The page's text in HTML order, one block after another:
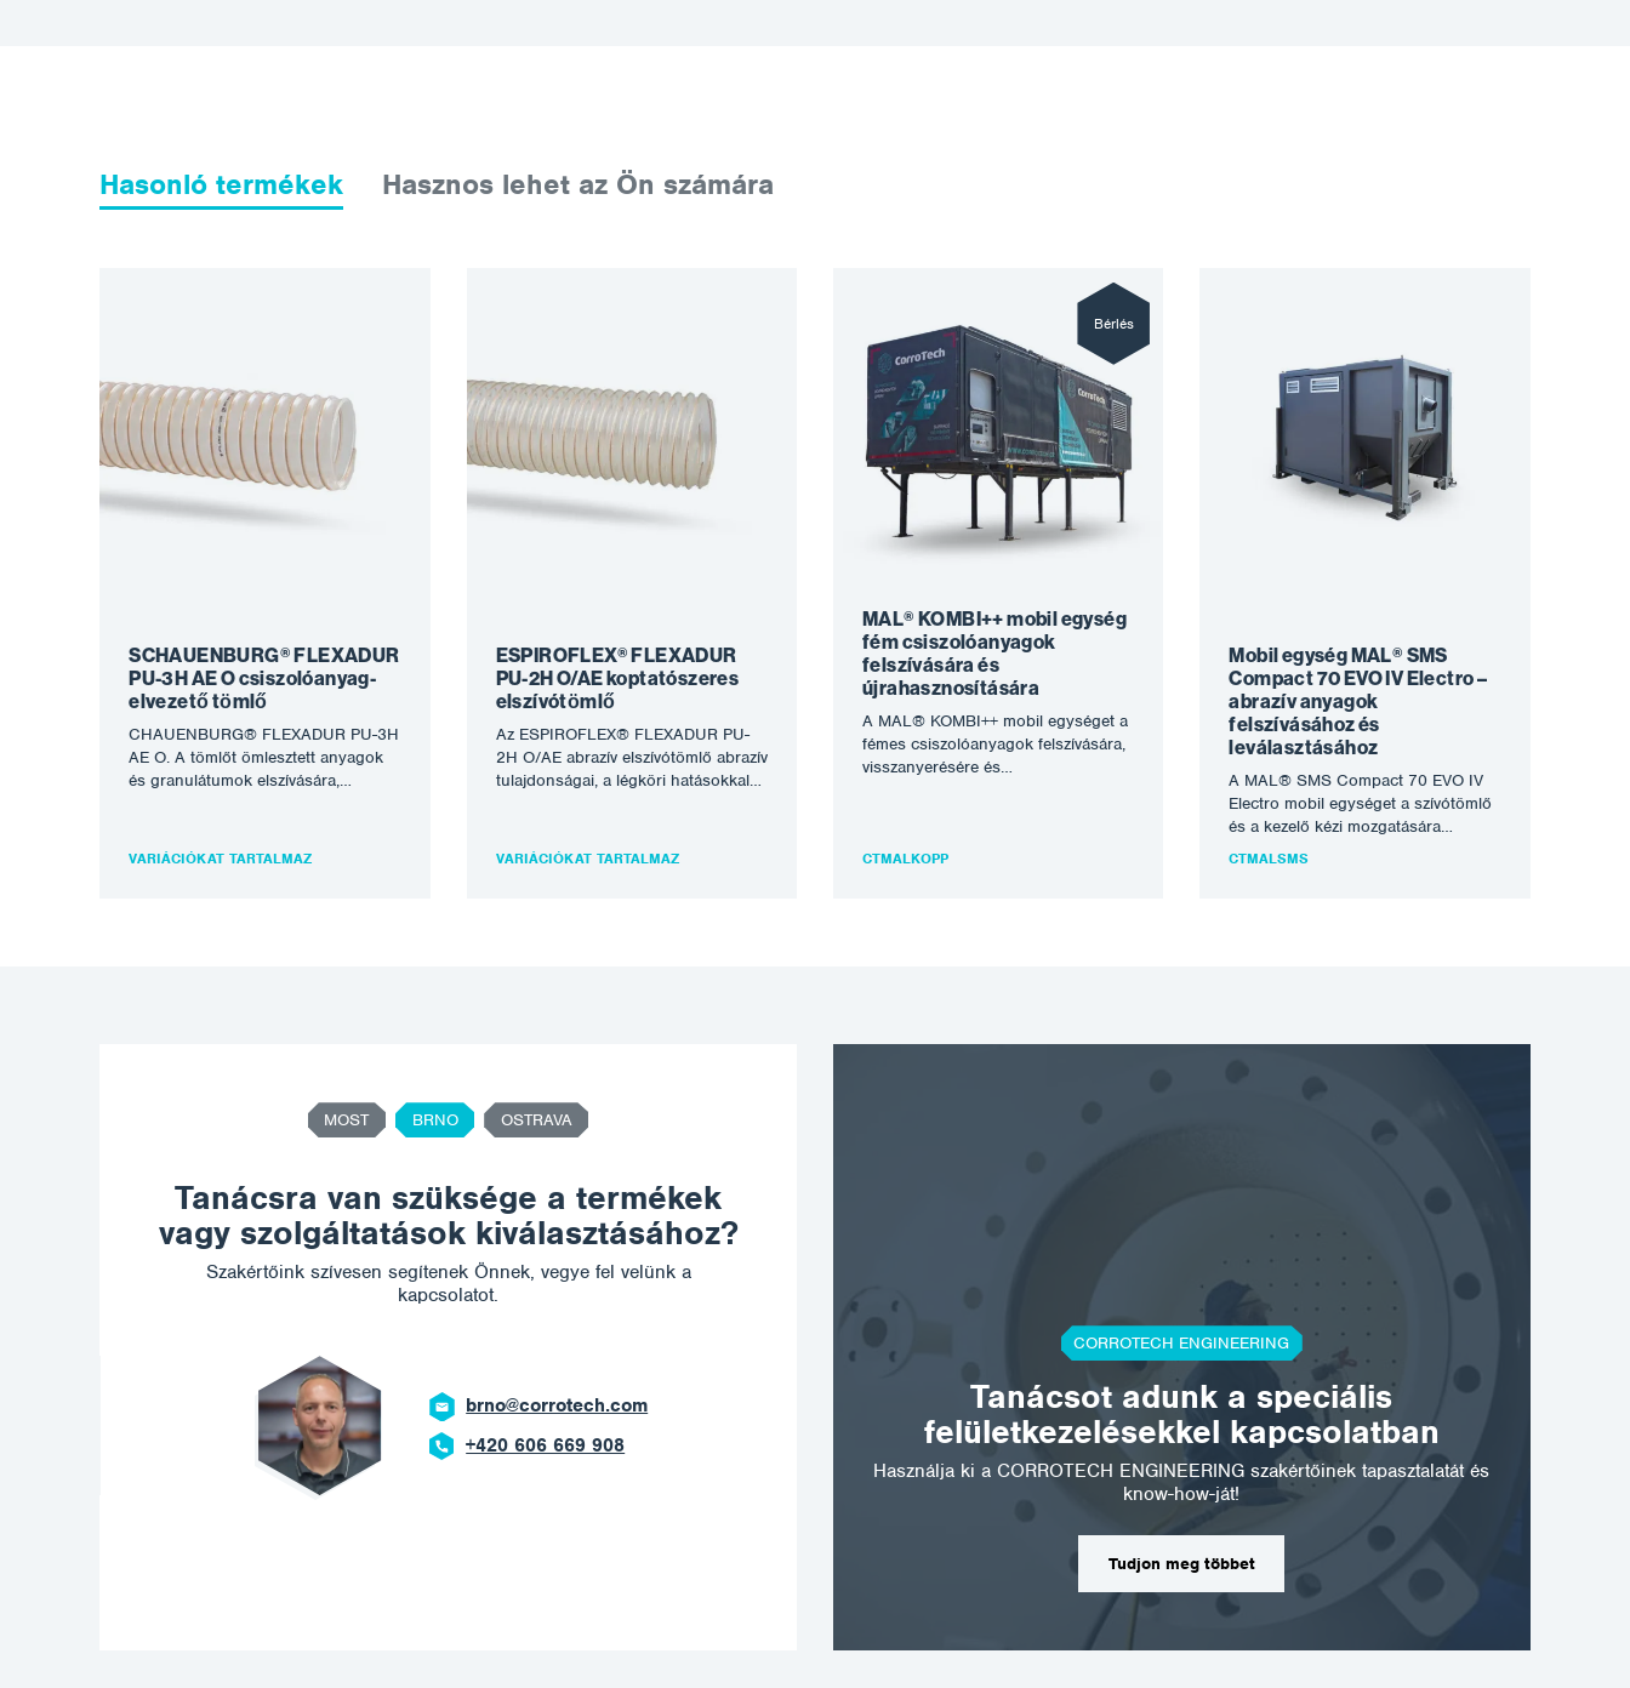
Hasonló termékek Hasznos lehet az Ön számára
SCHAUENBURG® FLEXADUR
PU-3H AE O csiszolóanyag-
elvezető tömlő
CHAUENBURG® FLEXADUR PU-3H
AE O. A tömlőt ömlesztett anyagok
és granulátumok elszívására,
nedvesség jelenlétében…
VARIÁCIÓKAT TARTALMAZ
ESPIROFLEX® FLEXADUR
PU-2H O/AE koptatószeres
elszívótömlő
Az ESPIROFLEX® FLEXADUR PU-
2H O/AE abrazív elszívótömlő abrazív
tulajdonságai, a légköri hatásokkal
VARIÁCIÓKAT TARTALMAZ
Bérlés
MAL® KOMBI++ mobil egység
fém csiszolóanyagok
felszívására és
újrahasznosítására
A MAL® KOMBI++ mobil egységet a
fémes csiszolóanyagok felszívására,
visszanyerésére és
leválasztására tervezték.…
CTMALKOPP
Mobil egység MAL® SMS
Compact 70 EVO IV Electro –
abrazív anyagok
felszívásához és
leválasztásához
A MAL® SMS Compact 70 EVO IV
Electro mobil egységet a szívótömlő
és a kezelő kézi mozgatására
tervezték. Ennek köszönhetően…
CTMALSMS
MOST BRNO OSTRAVA
Tanácsra van szüksége a termékek
vagy szolgáltatások kiválasztásához?
Szakértőink szívesen segítenek Önnek, vegye fel velünk a
kapcsolatot.
ostrava@corrotech.com
+420 602 789 403
CORROTECH ENGINEERING
Tanácsot adunk a speciális
felületkezelésekkel kapcsolatban
Használja ki a CORROTECH ENGINEERING szakértőinek tapasztalatát és
know-how-ját!
Tudjon meg többet